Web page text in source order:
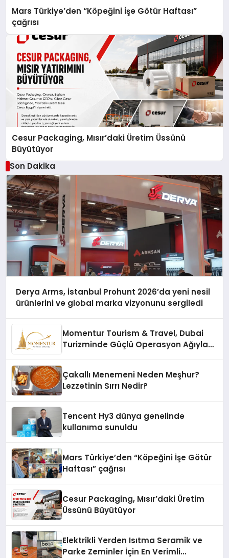
Mars Türkiye’den “Köpeğini İşe Götür Haftası”
çağrısı
Cesur Packaging, Mısır’daki Üretim Üssünü
Büyütüyor
Son Dakika
Derya Arms, İstanbul Prohunt 2026’da yeni nesil
ürünlerini ve global marka vizyonunu sergiledi
Momentur Tourism & Travel, Dubai
Turizminde Güçlü Operasyon Ağıyla
Çakallı Menemeni Neden Meşhur?
Lezzetinin Sırrı Nedir?
Tencent Hy3 dünya genelinde
kullanıma sunuldu
Mars Türkiye’den “Köpeğini İşe Götür
Haftası” çağrısı
Cesur Packaging, Mısır’daki Üretim
Üssünü Büyütüyor
Elektrikli Yerden Isıtma Seramik ve
Parke Zeminler İçin En Verimli